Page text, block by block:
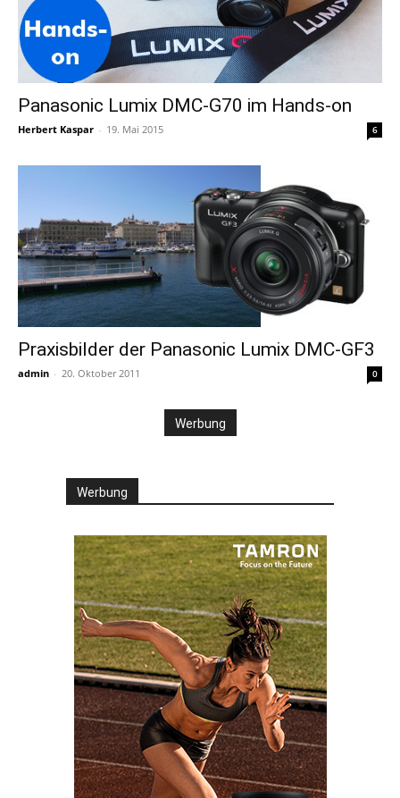
Panasonic Lumix DMC-G70 im Hands-on
Herbert Kaspar - 19. Mai 2015 6
Praxisbilder der Panasonic Lumix DMC-GF3
admin - 20. Oktober 2011 0
Werbung
Werbung